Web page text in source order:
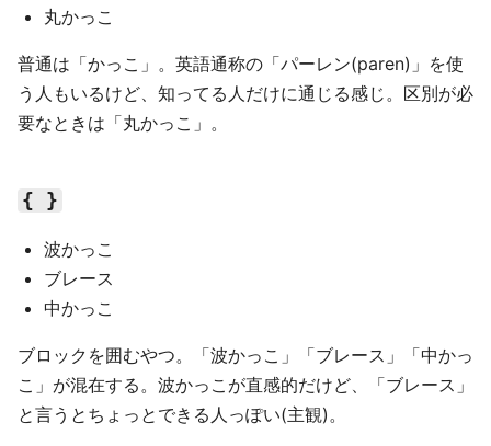
丸かっこ
普通は「かっこ」。英語通称の「パーレン(paren)」を使
う人もいるけど、知ってる人だけに通じる感じ。区別が必
要なときは「丸かっこ」。
{ }
波かっこ
ブレース
中かっこ
ブロックを囲むやつ。「波かっこ」「ブレース」「中かっ
こ」が混在する。波かっこが直感的だけど、「ブレース」
と言うとちょっとできる人っぽい(主観)。